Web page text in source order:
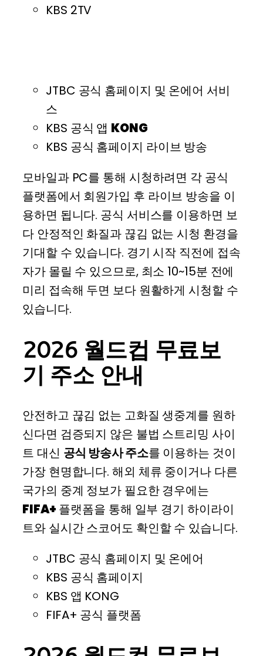
KBS 2TV
JTBC 공식 홈페이지 및 온에어 서비
스
KBS 공식 앱 KONG
KBS 공식 홈페이지 라이브 방송
모바일과 PC를 통해 시청하려면 각 공식
플랫폼에서 회원가입 후 라이브 방송을 이
용하면 됩니다. 공식 서비스를 이용하면 보
다 안정적인 화질과 끊김 없는 시청 환경을
기대할 수 있습니다. 경기 시작 직전에 접속
자가 몰릴 수 있으므로, 최소 10~15분 전에
미리 접속해 두면 보다 원활하게 시청할 수
있습니다.
2026 월드컵 무료보
기 주소 안내
안전하고 끊김 없는 고화질 생중계를 원하
신다면 검증되지 않은 불법 스트리밍 사이
트 대신 공식 방송사 주소를 이용하는 것이
가장 현명합니다. 해외 체류 중이거나 다른
국가의 중계 정보가 필요한 경우에는
FIFA+ 플랫폼을 통해 일부 경기 하이라이
트와 실시간 스코어도 확인할 수 있습니다.
JTBC 공식 홈페이지 및 온에어
KBS 공식 홈페이지
KBS 앱 KONG
FIFA+ 공식 플랫폼